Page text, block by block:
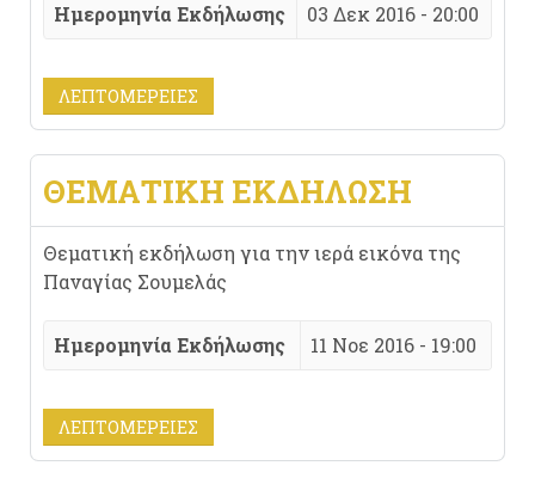
Ημερομηνία Εκδήλωσης 03 Δεκ 2016 - 20:00
ΛΕΠΤΟΜΈΡΕΙΕΣ
ΘΕΜΑΤΙΚΗ ΕΚΔΗΛΩΣΗ
Θεματική εκδήλωση για την ιερά εικόνα της
Παναγίας Σουμελάς
Ημερομηνία Εκδήλωσης 11 Νοε 2016 - 19:00
ΛΕΠΤΟΜΈΡΕΙΕΣ